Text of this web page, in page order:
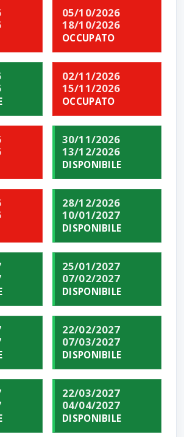
05/10/2026
18/10/2026
OCCUPATO
02/11/2026
15/11/2026
OCCUPATO
30/11/2026
13/12/2026
DISPONIBILE
28/12/2026
10/01/2027
DISPONIBILE
25/01/2027
07/02/2027
DISPONIBILE
22/02/2027
07/03/2027
DISPONIBILE
22/03/2027
04/04/2027
DISPONIBILE